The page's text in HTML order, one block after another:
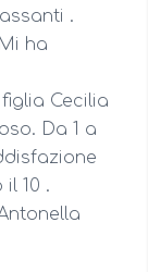
.
ha
Cecilia
Da 1 a
10 .